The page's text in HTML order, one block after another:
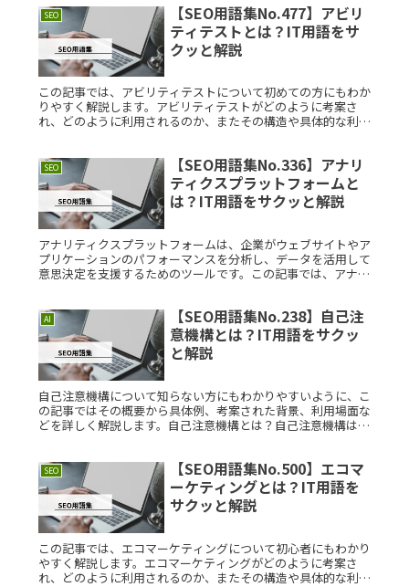
SEO
【SEO用語集No.477】アビリ
ティテストとは？IT用語をサ
クッと解説
この記事では、アビリティテストについて初めての方にもわか
りやすく解説します。アビリティテストがどのように考案さ
れ、どのように利用されるのか、またその構造や具体的な利用
SEO
【SEO用語集No.336】アナリ
ティクスプラットフォームと
は？IT用語をサクッと解説
アナリティクスプラットフォームは、企業がウェブサイトやア
プリケーションのパフォーマンスを分析し、データを活用して
意思決定を支援するためのツールです。この記事では、アナリ
AI
【SEO用語集No.238】自己注
意機構とは？IT用語をサクッ
と解説
自己注意機構について知らない方にもわかりやすいように、こ
の記事ではその概要から具体例、考案された背景、利用場面な
どを詳しく解説します。自己注意機構とは？自己注意機構は、
SEO
【SEO用語集No.500】エコマ
ーケティングとは？IT用語を
サクッと解説
この記事では、エコマーケティングについて初心者にもわかり
やすく解説します。エコマーケティングがどのように考案さ
れ、どのように利用されるのか、またその構造や具体的な利用